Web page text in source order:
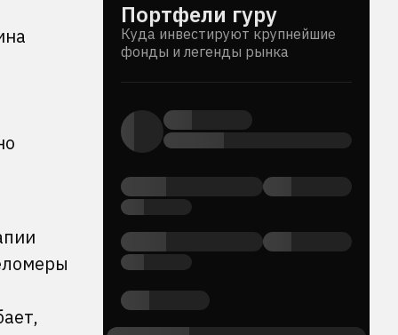
Портфели гуру
Куда инвестируют крупнейшие
фонды и легенды рынка